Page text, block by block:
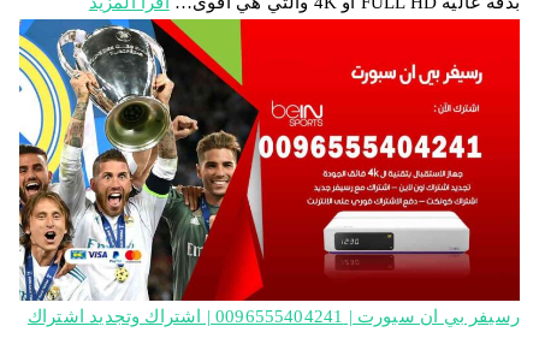
رسيفر بي ان سبورت | 0096555404241 | اشتراك وتجديد اشتراك